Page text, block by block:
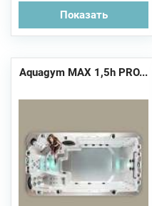
Показать
Aquagym MAX 1,5h PRO...